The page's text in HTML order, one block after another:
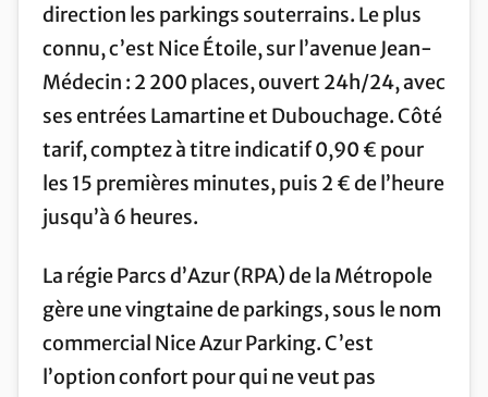
direction les parkings souterrains. Le plus
connu, c’est Nice Étoile, sur l’avenue Jean-
Médecin : 2 200 places, ouvert 24h/24, avec
ses entrées Lamartine et Dubouchage. Côté
tarif, comptez à titre indicatif 0,90 € pour
les 15 premières minutes, puis 2 € de l’heure
jusqu’à 6 heures.
La régie Parcs d’Azur (RPA) de la Métropole
gère une vingtaine de parkings, sous le nom
commercial Nice Azur Parking. C’est
l’option confort pour qui ne veut pas